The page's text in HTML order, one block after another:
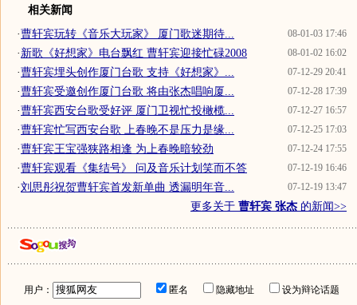
相关新闻
08-01-03 17:46
·曹轩宾玩转《音乐大玩家》 厦门歌迷期待...
08-01-02 16:02
·新歌《好想家》电台飘红 曹轩宾迎接忙碌2008
07-12-29 20:41
·曹轩宾埋头创作厦门台歌 支持《好想家》...
07-12-28 17:39
·曹轩宾受邀创作厦门台歌 将由张杰唱响厦...
07-12-27 16:57
·曹轩宾西安台歌受好评 厦门卫视忙投橄榄...
07-12-25 17:03
·曹轩宾忙写西安台歌 上春晚不是压力是缘...
07-12-24 17:55
·曹轩宾王宝强狭路相逢 为上春晚暗较劲
07-12-19 16:46
·曹轩宾观看《集结号》 问及音乐计划笑而不答
07-12-19 13:47
·刘思彤祝贺曹轩宾首发新单曲 透漏明年音...
更多关于 曹轩宾 张杰 的新闻>>
用户： 匿名 隐藏地址
设为辩论话题